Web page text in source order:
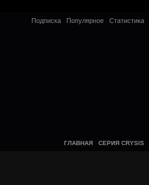
Подписка Популярное Статистика
ГЛАВНАЯ СЕРИЯ CRYSIS